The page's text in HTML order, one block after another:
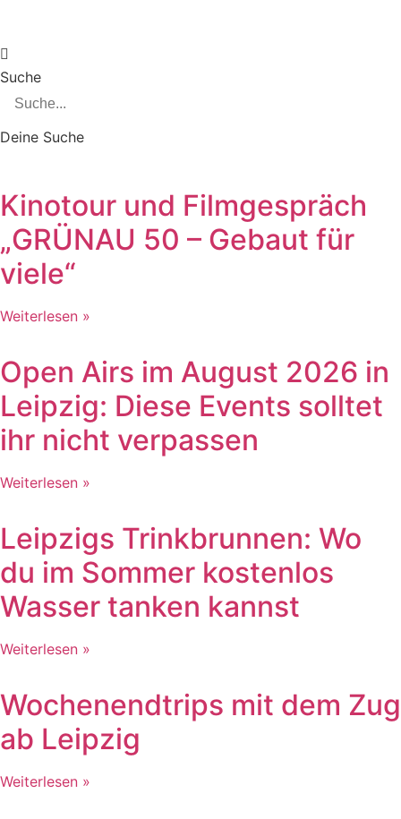
springen
Suche
Deine Suche
Kinotour und Filmgespräch
„GRÜNAU 50 – Gebaut für
viele“
Weiterlesen »
Open Airs im August 2026 in
Leipzig: Diese Events solltet
ihr nicht verpassen
Weiterlesen »
Leipzigs Trinkbrunnen: Wo
du im Sommer kostenlos
Wasser tanken kannst
Weiterlesen »
Wochenendtrips mit dem Zug
ab Leipzig
Weiterlesen »